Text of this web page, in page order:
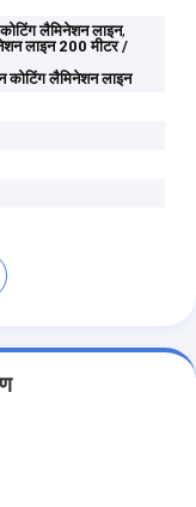
लैमिनेशन लाइन,
लाइन 200 मीटर /
लैमिनेशन लाइन